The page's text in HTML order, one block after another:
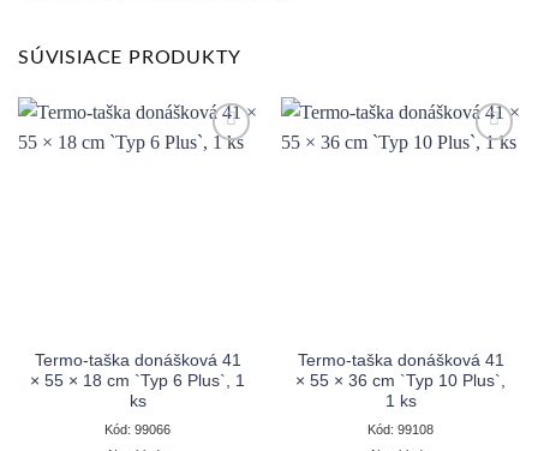
SÚVISIACE PRODUKTY
Termo-taška donášková 41
× 55 × 18 cm `Typ 6 Plus`, 1
ks
Kód: 99066
Termo-taška donášková 41
× 55 × 36 cm `Typ 10 Plus`,
1 ks
Kód: 99108